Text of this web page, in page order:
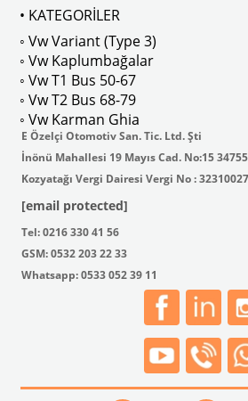
• KATEGORİLER
◦ Vw Variant (Type 3)
◦ Vw Kaplumbağalar
◦ Vw T1 Bus 50-67
◦ Vw T2 Bus 68-79
◦ Vw Karman Ghia
E Özelçi Otomotiv San. Tic. Ltd. Şti
İnönü Mahallesi 19 Mayıs Cad. No:15
Kozyatağı Vergi Dairesi Vergi No :
[email protected]
Tel: 0216 330 41 56
GSM: 0532 203 22 33
Whatsapp: 0533 052 39 11